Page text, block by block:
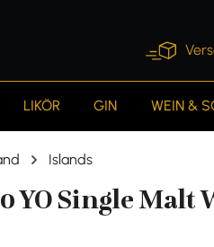
LIKÖR GIN WEIN &
Islands
YO Single Malt